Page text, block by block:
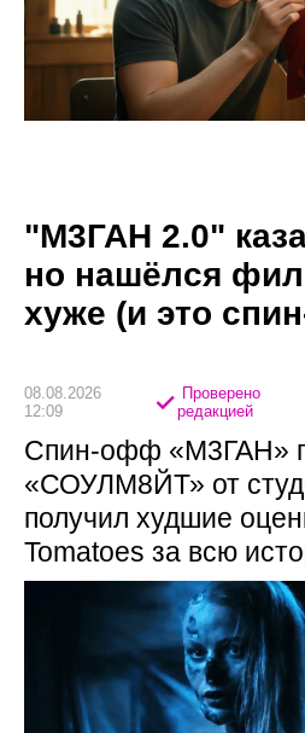
"М3ГАН 2.0"
но нашёлся
хуже (и это
08.08.2026
12:09
Проверено
редакцией
Спин-офф «М3ГАН»
«СОУЛМ8ЙТ» от
получил худшие
Tomatoes за всю